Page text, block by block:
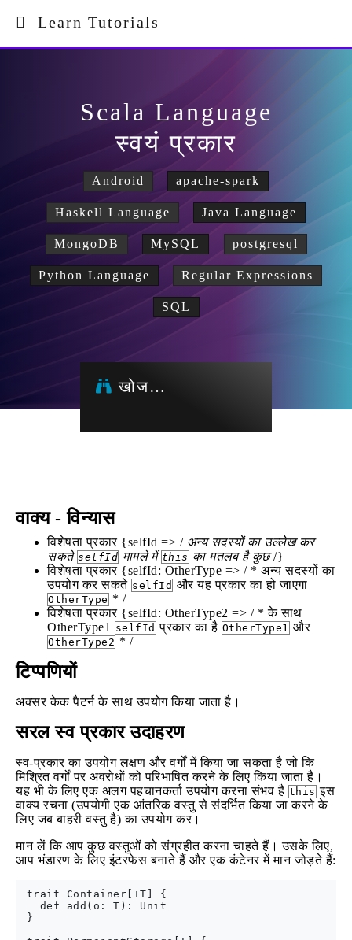
Learn Tutorials
Scala Language
स्वयं प्रकार
Android apache-spark
Haskell Language Java Language
MongoDB MySQL postgresql
Python Language Regular Expressions
SQL
खोज…
वाक्य - विन्यास
विशेषता प्रकार {selfId => / अन्य सदस्यों का उल्लेख कर
सकते selfId मामले में this का मतलब है कुछ/}
विशेषता प्रकार {selfId: OtherType => / * अन्य सदस्यों का
उपयोग कर सकते selfId और यह प्रकार का हो जाएगा
OtherType * /
विशेषता प्रकार {selfId: OtherType2 => / * के साथ
OtherType1
selfId प्रकार का है OtherType1 और
OtherType2 * /
टिप्पणियों
अक्सर केक पैटर्न के साथ उपयोग किया जाता है।
सरल स्व प्रकार उदाहरण
स्व-प्रकार का उपयोग लक्षण और वर्गों में किया जा सकता है जो कि
मिश्रित वर्गों पर अवरोधों को परिभाषित करने के लिए किया जाता है।
यह भी के लिए एक अलग पहचानकर्ता उपयोग करना संभव है this इस
वाक्य रचना (उपयोगी एक आंतरिक वस्तु से संदर्भित किया जा करने के
लिए जब बाहरी वस्तु है) का उपयोग कर।
मान लें कि आप कुछ वस्तुओं को संग्रहीत करना चाहते हैं। उसके लिए,
आप भंडारण के लिए इंटरफेस बनाते हैं और एक कंटेनर में मान जोड़ते हैं:
trait Container[+T] {
   def add(o: T): Unit
}